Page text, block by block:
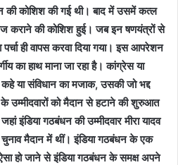
की कोशिश की गई थी। बाद में उसमें कत्ल
कराने की कोशिश हुई। जब इन षणयंत्रों से
पर्चा ही वापस करवा दिया गया। इस आपरेशन
का हाथ माना जा रहा है। कांग्रेस या
या संविधान का मजाक, उसकी जो भद्द
के उम्मीदवारों को मैदान से हटाने की शुरुआत
इंडिया गठबंधन की उम्मीदवार मीरा यादव
मैदान में थीं। इंडिया गठबंधन के एक
हो जाने से इंडिया गठबंधन के समक्ष अपने